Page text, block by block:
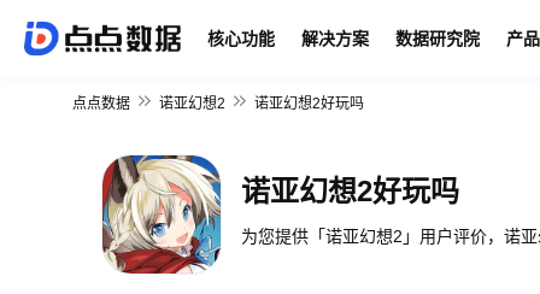
核心功能 解决方案 数据研究院 产
点点数据 诺亚幻想2 诺亚幻想2好玩吗
诺亚幻想2好玩吗
为您提供「诺亚幻想2」用户评价，诺